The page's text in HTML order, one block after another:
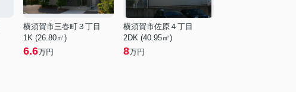
横須賀市三春町３丁目
1K (26.80㎡)
6.6万円
横須賀市佐原４丁目
2DK (40.95㎡)
8万円